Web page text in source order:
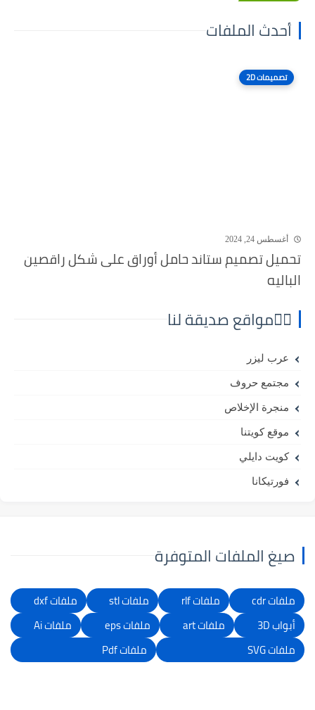
أحدث الملفات
تصميمات 2D
أغسطس 24, 2024
تحميل تصميم ستاند حامل أوراق على شكل راقصين
الباليه
⛓️‍💥مواقع صديقة لنا
عرب ليزر
مجتمع حروف
منجرة الإخلاص
موقع كويتنا
كويت دايلي
فورتيكانا
صيغ الملفات المتوفرة
ملفات cdr ملفات rlf ملفات stl
ملفات dxf
أبواب 3D
ملفات art ملفات eps
ملفات Ai
ملفات SVG
ملفات Pdf